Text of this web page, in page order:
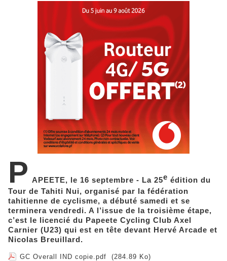
P APEETE, le 16 septembre - La 25e édition du
Tour de Tahiti Nui, organisé par la fédération
tahitienne de cyclisme, a débuté samedi et se
terminera vendredi. A l’issue de la troisième étape,
c’est le licencié du Papeete Cycling Club Axel
Carnier (U23) qui est en tête devant Hervé Arcade et
Nicolas Breuillard.
GC Overall IND copie.pdf (284.89 Ko)